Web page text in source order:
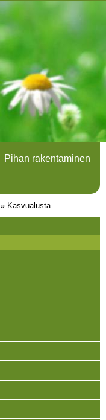
Pihan rakentaminen
» Kasvualusta